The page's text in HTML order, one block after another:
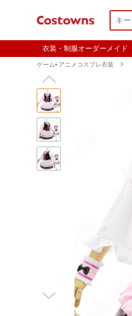
衣装・制服オーダーメイド
ゲーム• アニメコスプレ衣装 

